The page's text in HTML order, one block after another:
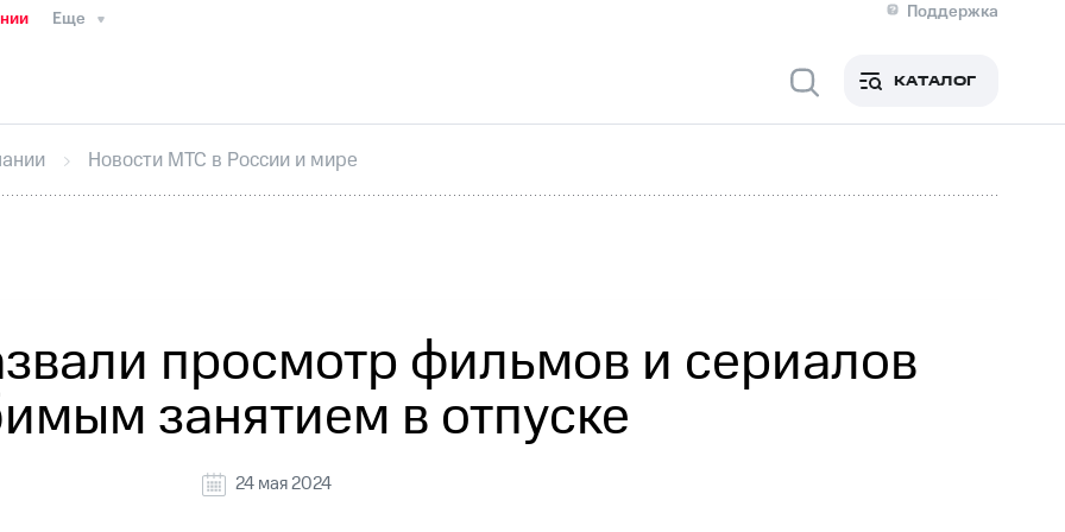
Еще
Поддержка
Медиа-центр
ИнтервьюФинансовая отчетностьКонтактыНовости в регионе
секретарьРаскрытие информации
кабинет акционераАкционерный капиталКонтроль и аудитРынок акций
КАТАЛОГ
Новости МТС в России и мире
просмотр фильмов и сериалов
занятием в отпуске
24 мая 2024